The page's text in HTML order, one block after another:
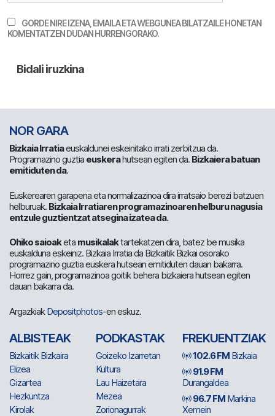
GORDE NIRE IZENA, EMAILA ETA WEBGUNEA BILATZAILE HONETAN
KOMENTATZEN DUDAN HURRENGORAKO.
NOR GARA
Bizkaia Irratiaeuskaldunei eskeinitako irrati zerbitzua da.
Programazino guztia euskerahutsean egiten da. Bizkaiera batuan
emitiduten da.
Euskerearen garapena eta normalizazinoa dira irratsaio berezi batzuen
helburuak. Bizkaia Irratiaren programazinoaren helburu nagusia
entzule guztientzat atsegina izatea da.
Ohiko saioaketa musikalaktartekatzen dira, batez be musika
euskalduna eskeiniz. Bizkaia Irratia da Bizkaitik Bizkai osorako
programazino guztia euskera hutsean emitiduten dauan bakarra.
Horrez gain, programazinoa goitik behera bizkaiera hutsean egiten
dauan bakarra da.
ArgazkiakDepositphotos-en eskuz.
ALBISTEAK
Bizkaitik Bizkaira
Elizea
Gizartea
Hezkuntza
Kirolak
PODKASTAK
Goizeko Izarretan
Kultura
Lau Haizetara
Mezea
Zorionagurrak
FREKUENTZIAK
102.6 FM Bizkaia
91.9 FM
Durangaldea
96.7 FM Markina
Xemein